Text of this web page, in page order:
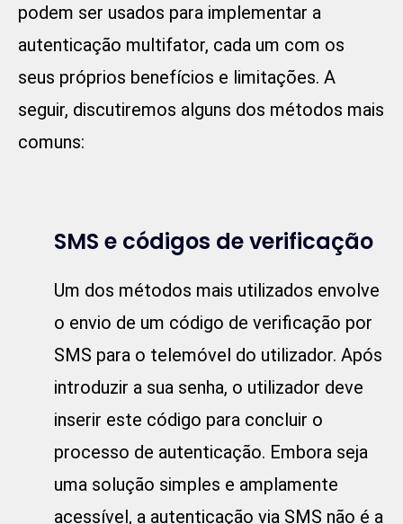
podem ser usados para implementar a
autenticação multifator, cada um com os
seus próprios benefícios e limitações. A
seguir, discutiremos alguns dos métodos mais
comuns:
SMS e códigos de verificação
Um dos métodos mais utilizados envolve
o envio de um código de verificação por
SMS para o telemóvel do utilizador. Após
introduzir a sua senha, o utilizador deve
inserir este código para concluir o
processo de autenticação. Embora seja
uma solução simples e amplamente
acessível, a autenticação via SMS não é a